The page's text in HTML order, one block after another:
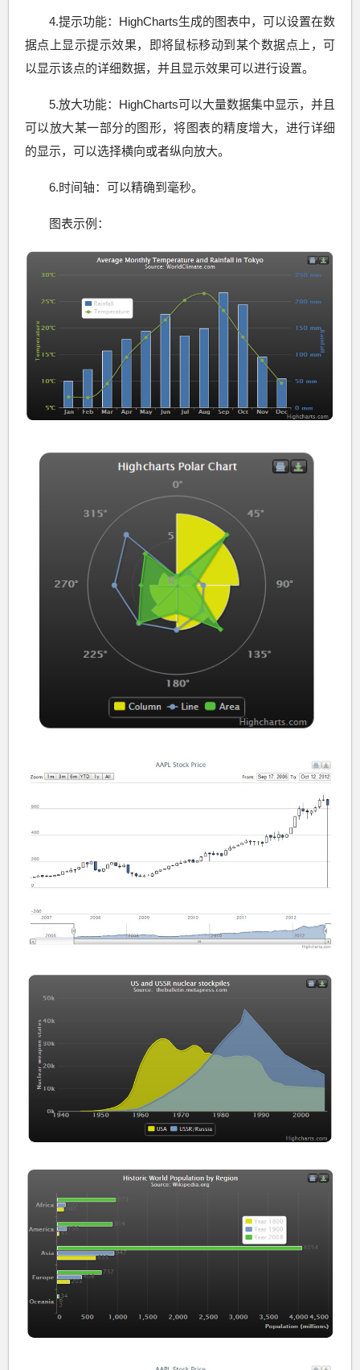
4.提示功能：HighCharts生成的图表中，可以设置在数
据点上显示提示效果，即将鼠标移动到某个数据点上，可
以显示该点的详细数据，并且显示效果可以进行设置。
5.放大功能：HighCharts可以大量数据集中显示，并且
可以放大某一部分的图形，将图表的精度增大，进行详细
的显示，可以选择横向或者纵向放大。
6.时间轴：可以精确到毫秒。
图表示例：